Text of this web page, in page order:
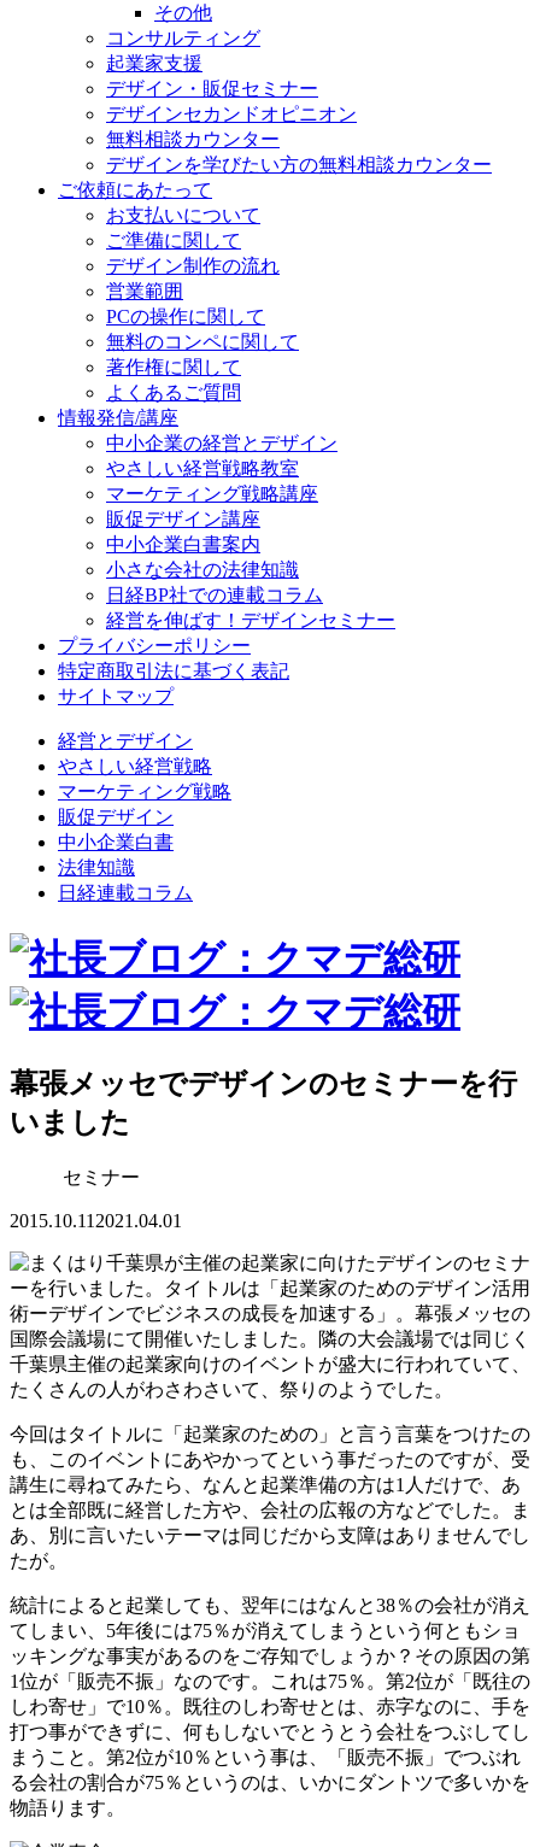
その他
コンサルティング
起業家支援
デザイン・販促セミナー
デザインセカンドオピニオン
無料相談カウンター
デザインを学びたい方の無料相談カウンター
ご依頼にあたって
お支払いについて
ご準備に関して
デザイン制作の流れ
営業範囲
PCの操作に関して
無料のコンペに関して
著作権に関して
よくあるご質問
情報発信/講座
中小企業の経営とデザイン
やさしい経営戦略教室
マーケティング戦略講座
販促デザイン講座
中小企業白書案内
小さな会社の法律知識
日経BP社での連載コラム
経営を伸ばす！デザインセミナー
プライバシーポリシー
特定商取引法に基づく表記
サイトマップ
経営とデザイン
やさしい経営戦略
マーケティング戦略
販促デザイン
中小企業白書
法律知識
日経連載コラム
幕張メッセでデザインのセミナーを行
いました
セミナー
2015.10.11 2021.04.01
千葉県が主催の起業家に向けたデザインのセミナ
ーを行いました。タイトルは「起業家のためのデザイン活用
術ーデザインでビジネスの成長を加速する」。幕張メッセの
国際会議場にて開催いたしました。隣の大会議場では同じく
千葉県主催の起業家向けのイベントが盛大に行われていて、
たくさんの人がわさわさいて、祭りのようでした。
今回はタイトルに「起業家のための」と言う言葉をつけたの
も、このイベントにあやかってという事だったのですが、受
講生に尋ねてみたら、なんと起業準備の方は1人だけで、あ
とは全部既に経営した方や、会社の広報の方などでした。ま
あ、別に言いたいテーマは同じだから支障はありませんでし
たが。
統計によると起業しても、翌年にはなんと38％の会社が消え
てしまい、5年後には75％が消えてしまうという何ともショ
ッキングな事実があるのをご存知でしょうか？その原因の第
1位が「販売不振」なのです。これは75％。第2位が「既往の
しわ寄せ」で10％。既往のしわ寄せとは、赤字なのに、手を
打つ事ができずに、何もしないでとうとう会社をつぶしてし
まうこと。第2位が10％という事は、「販売不振」でつぶれ
る会社の割合が75％というのは、いかにダントツで多いかを
物語ります。